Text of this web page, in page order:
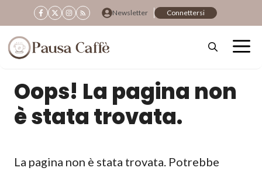
al
contenuto
Newsletter Connettersi
Oops! La pagina non
è stata trovata.
La pagina non è stata trovata. Potrebbe